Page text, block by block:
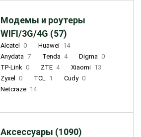
Модемы и роутеры
WIFI/3G/4G (57)
Alcatel 0 Huawei 14
Anydata 7 Tenda 4 Digma 0
TP-Link 0 ZTE 4 Xiaomi 13
Zyxel
0 TCL 1 Cudy 0
Netcraze 14
Аксессуары (1090)